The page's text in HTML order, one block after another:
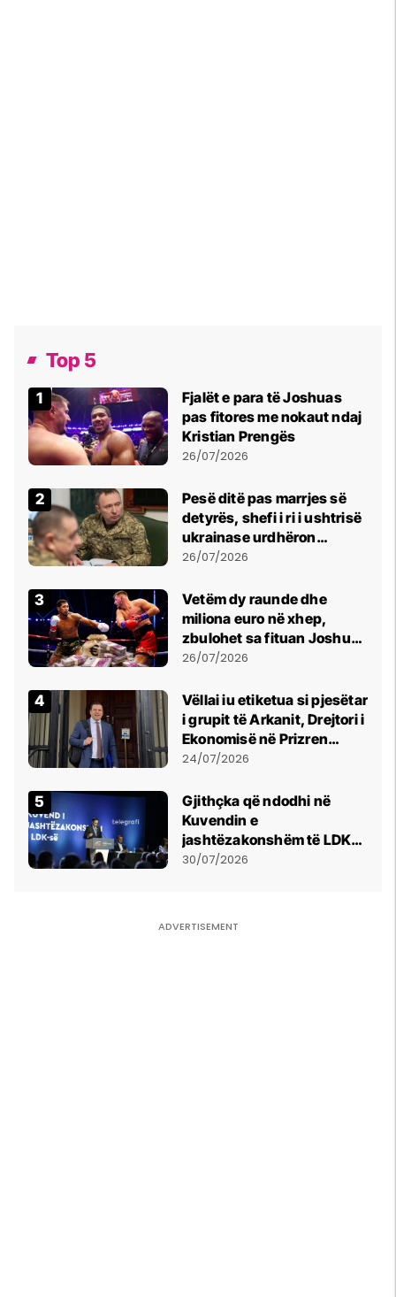
Top 5
Fjalët e para të Joshuas
pas fitores me nokaut ndaj
Kristian Prengës
26/07/2026
Pesë ditë pas marrjes së
detyrës, shefi i ri i ushtrisë
ukrainase urdhëron
kontroll të madh
26/07/2026
Vetëm dy raunde dhe
miliona euro në xhep,
zbulohet sa fituan Joshua
e Prenga
26/07/2026
Vëllai iu etiketua si pjesëtar
i grupit të Arkanit, Drejtori i
Ekonomisë në Prizren
mohon pretendimet
24/07/2026
Gjithçka që ndodhi në
Kuvendin e
jashtëzakonshëm të LDK-
së
30/07/2026